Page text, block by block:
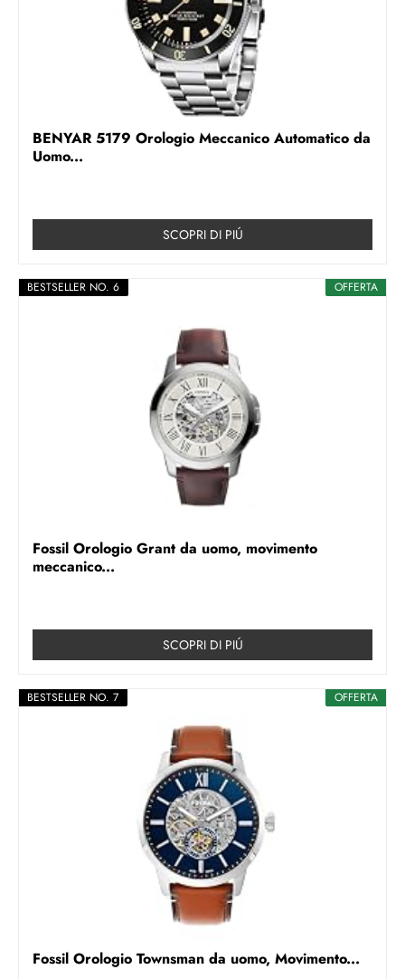
BENYAR 5179 Orologio Meccanico Automatico da
Uomo...
SCOPRI DI PIÚ
OFFERTA
BESTSELLER NO. 6
Fossil Orologio Grant da uomo, movimento
meccanico...
SCOPRI DI PIÚ
OFFERTA
BESTSELLER NO. 7
Fossil Orologio Townsman da uomo, Movimento...